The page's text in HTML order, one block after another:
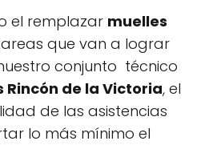
el remplazar muelles
que van a lograr
conjunto técnico
de la Victoria, el
de las asistencias
lo más mínimo el